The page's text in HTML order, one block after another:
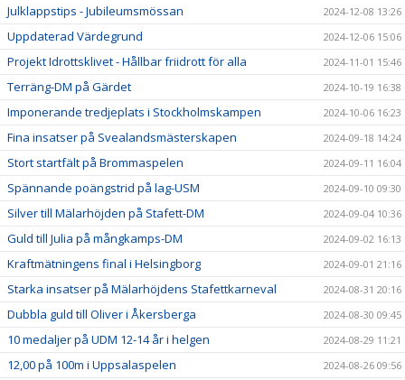
Julklappstips - Jubileumsmössan 2024-12-08 13:26
Uppdaterad Värdegrund 2024-12-06 15:06
Projekt Idrottsklivet - Hållbar friidrott för alla 2024-11-01 15:46
Terräng-DM på Gärdet 2024-10-19 16:38
Imponerande tredjeplats i Stockholmskampen 2024-10-06 16:23
Fina insatser på Svealandsmästerskapen 2024-09-18 14:24
Stort startfält på Brommaspelen 2024-09-11 16:04
Spännande poängstrid på lag-USM 2024-09-10 09:30
Silver till Mälarhöjden på Stafett-DM 2024-09-04 10:36
Guld till Julia på mångkamps-DM 2024-09-02 16:13
Kraftmätningens final i Helsingborg 2024-09-01 21:16
Starka insatser på Mälarhöjdens Stafettkarneval 2024-08-31 20:16
Dubbla guld till Oliver i Åkersberga 2024-08-30 09:45
10 medaljer på UDM 12-14 år i helgen 2024-08-29 11:21
12,00 på 100m i Uppsalaspelen 2024-08-26 09:56